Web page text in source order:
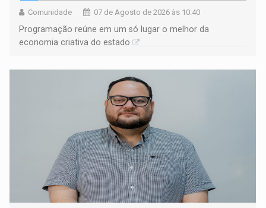
Comunidade 07 de Agosto de 2026 às 10:40
Programação reúne em um só lugar o melhor da
economia criativa do estado